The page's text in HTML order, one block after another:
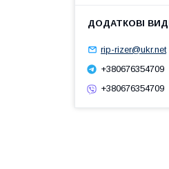
rip-rizer@ukr.net
+380676354709
+380676354709